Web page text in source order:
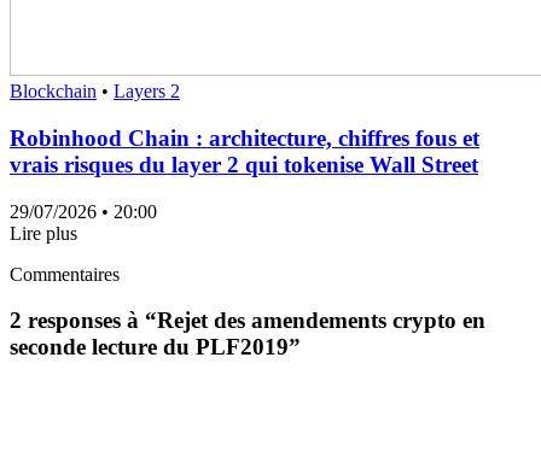
Blockchain • Layers 2
Robinhood Chain : architecture, chiffres fous et
vrais risques du layer 2 qui tokenise Wall Street
29/07/2026 • 20:00
Lire plus
Commentaires
2 responses à “Rejet des amendements crypto en
seconde lecture du PLF2019”